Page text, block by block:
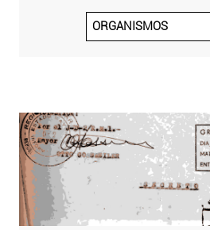
ORGANISMOS